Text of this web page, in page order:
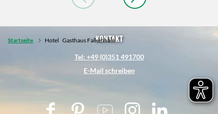
Startseite Hotel Gasthaus Falkenhain
Kontakt
Tel: +49 (0)351 491700
E-Mail schreiben